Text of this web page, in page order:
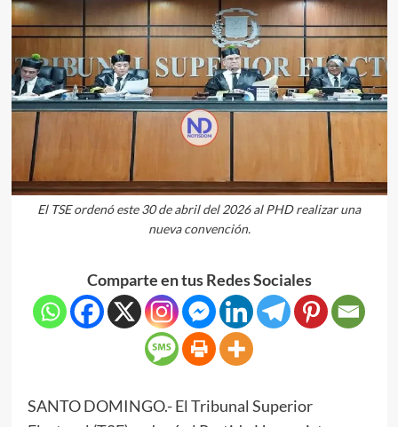
El TSE ordenó este 30 de abril del 2026 al PHD realizar una
nueva convención.
Comparte en tus Redes Sociales
SANTO DOMINGO.- El Tribunal Superior